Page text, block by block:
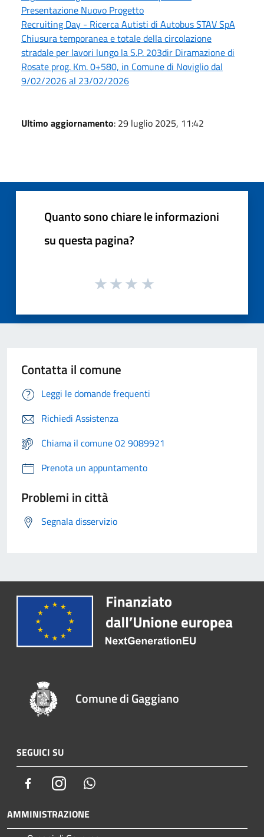
Presentazione Nuovo Progetto
Recruiting Day - Ricerca Autisti di Autobus STAV SpA
Chiusura temporanea e totale della circolazione
stradale per lavori lungo la S.P. 203dir Diramazione di
Rosate prog. Km. 0+580, in Comune di Noviglio dal
9/02/2026 al 23/02/2026
Ultimo aggiornamento: 29 luglio 2025, 11:42
Quanto sono chiare le informazioni
su questa pagina?
Contatta il comune
Leggi le domande frequenti
Richiedi Assistenza
Chiama il comune 02 9089921
Prenota un appuntamento
Problemi in città
Segnala disservizio
Comune di Gaggiano
SEGUICI SU
FacebookInstagram
AMMINISTRAZIONE